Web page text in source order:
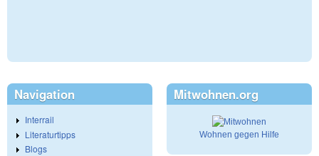
Navigation
Interrail
Literaturtipps
Blogs
Mitwohnen.org
Wohnen gegen Hilfe